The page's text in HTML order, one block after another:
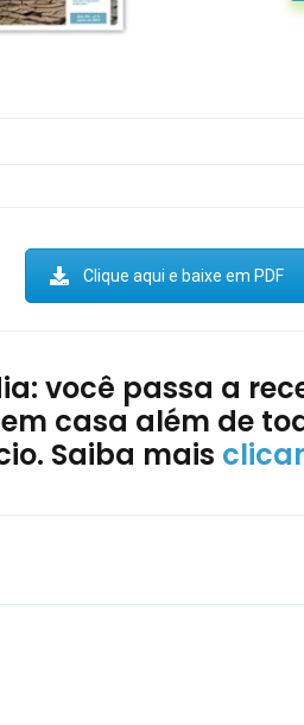
Clique aqui e baixe em PDF
você passa a
casa além de
Saiba mais